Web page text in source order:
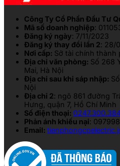
Công Ty Cổ Phần Đầu Tư
Mã số doanh nghiệp:
Đăng ký ngày: 7/11/2023
Đăng ký thay đổi lần 2: 28/
Nơi cấp: Sở tài chính thành
Địa chỉ văn phòng: Số 268
Mai, Hà Nội
Địa chỉ sau khi sáp nhập:
Nội
Địa chỉ 2: ngõ 861 đường
Hưng, quận 7, Hồ Chí Minh
Số điện thoại:
Phản ánh khiếu nại:
Email: